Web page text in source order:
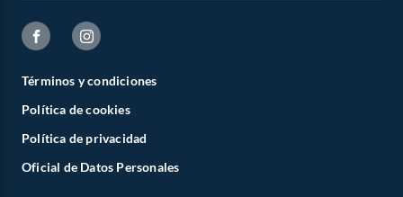
Términos y condiciones
Política de cookies
Política de privacidad
Oficial de Datos Personales